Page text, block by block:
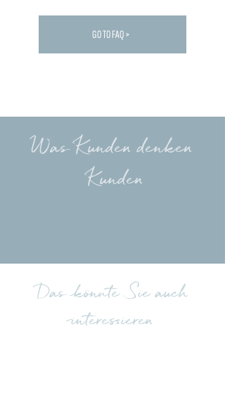
Carica altre FAQ...
GO TO FAQ >
Was Kunden denken
Kunden
Das könnte Sie auch
interessieren